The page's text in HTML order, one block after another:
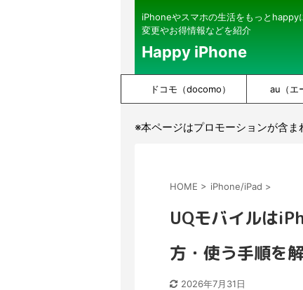
iPhoneやスマホの生活をもっと
変更やお得情報などを紹介
Happy iPhone
ドコモ（docomo） au（エ
※本ページはプロモーションが含ま
HOME > iPhone/iPad >
UQモバイルは
方・使う手順を
2026年7月31日